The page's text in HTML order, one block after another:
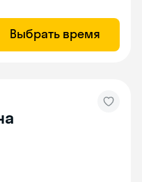
Выбрать время